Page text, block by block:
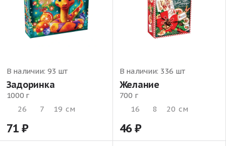
В наличии: 93 шт
Задоринка
1000 г
26
7 19 см
71
В наличии: 336 шт
Желание
700 г
16
8 20 см
46